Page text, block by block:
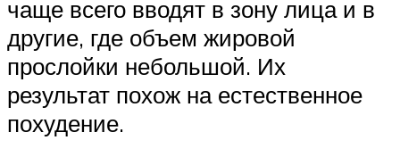
чаще всего вводят в зону лица и в
другие, где объем жировой
прослойки небольшой. Их
результат похож на естественное
похудение.